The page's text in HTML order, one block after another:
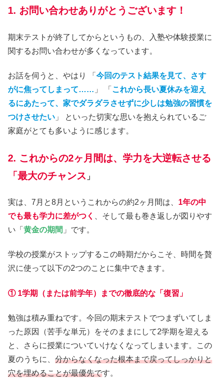
1. お問い合わせありがとうございます！
期末テストが終了してからというもの、入塾や体験授業に
関するお問い合わせが多くなっています。
お話を伺うと、やはり 「 今回のテスト結果を見て、さす
がに焦ってしまって…… 」 「 これから長い夏休みを迎え
るにあたって、家でダラダラさせずに少しは勉強の習慣を
つけさせたい 」 といった切実な思いを抱えられているご
家庭がとても多いように感じます。
2. これからの2ヶ月間は、学力を大逆転させる
「最大のチャンス 」
実は、7月と8月というこれからの約2ヶ月間は、 1年の中
でも最も学力に差がつく
、そして最も巻き返しが図りやす
い「 黄金の期間 」です。
学校の授業がストップするこの時期だからこそ、時間を贅
沢に使って以下の2つのことに集中できます。
① 1学期（または前学年）までの徹底的な「復習」
勉強は積み重ねです。今回の期末テストでつまずいてしま
った原因（苦手な単元）をそのままにして2学期を迎える
と、さらに授業についていけなくなってしまいます。この
夏のうちに、 分からなくなった根本まで戻ってしっかりと
穴を埋めることが最優先です。